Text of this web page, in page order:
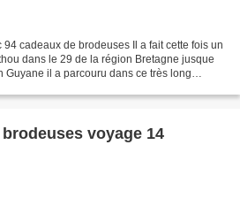
cadeaux de brodeuses Il a fait cette fois un
dans le 29 de la région Bretagne jusque
Guyane il a parcouru dans ce très long
voyage 14